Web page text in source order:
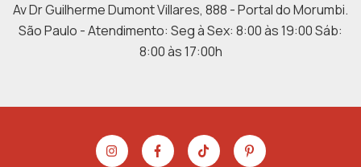
Av Dr Guilherme Dumont Villares, 888 - Portal do Morumbi.
São Paulo - Atendimento: Seg à Sex: 8:00 às 19:00 Sáb:
8:00 às 17:00h